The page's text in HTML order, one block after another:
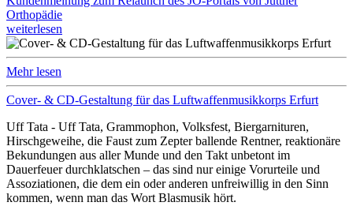
Orthopädie
weiterlesen
Mehr lesen
Cover- & CD-Gestaltung für das Luftwaffenmusikkorps Erfurt
Uff Tata - Uff Tata, Grammophon, Volksfest, Biergarnituren,
Hirschgeweihe, die Faust zum Zepter ballende Rentner, reaktionäre
Bekundungen aus aller Munde und den Takt unbetont im
Dauerfeuer durchklatschen – das sind nur einige Vorurteile und
Assoziationen, die dem ein oder anderen unfreiwillig in den Sinn
kommen, wenn man das Wort Blasmusik hört.